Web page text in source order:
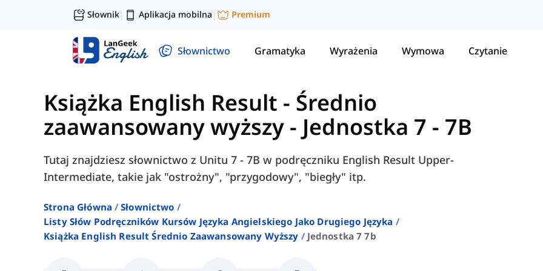
Słownik| Aplikacja mobilna | Premium
Słownictwo Gramatyka Wyrażenia Wymowa Czytanie
Książka English Result - Średnio
zaawansowany wyższy - Jednostka 7 - 7B
Tutaj znajdziesz słownictwo z Unitu 7 - 7B w podręczniku English Result Upper-
Intermediate, takie jak "ostrożny", "przygodowy", "biegły" itp.
Strona Główna
Słownictwo
Listy Słów Podręczników Kursów Języka Angielskiego Jako Drugiego Języka
Książka English Result Średnio Zaawansowany Wyższy
Jednostka 7 7b